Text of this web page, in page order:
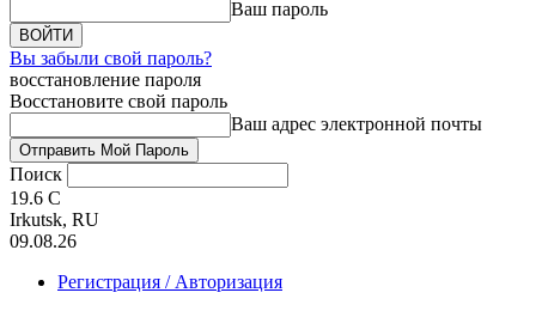
Ваш пароль
Вы забыли свой пароль?
восстановление пароля
Восстановите свой пароль
Ваш адрес электронной почты
Поиск
19.6 C
Irkutsk, RU
09.08.26
Регистрация / Авторизация